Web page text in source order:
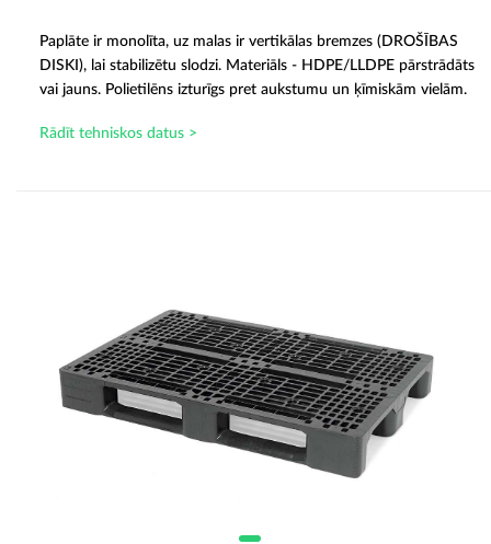
Paplāte ir monolīta, uz malas ir vertikālas bremzes (DROŠĪBAS
DISKI), lai stabilizētu slodzi. Materiāls - HDPE/LLDPE pārstrādāts
vai jauns. Polietilēns izturīgs pret aukstumu un ķīmiskām vielām.
Rādīt tehniskos datus >